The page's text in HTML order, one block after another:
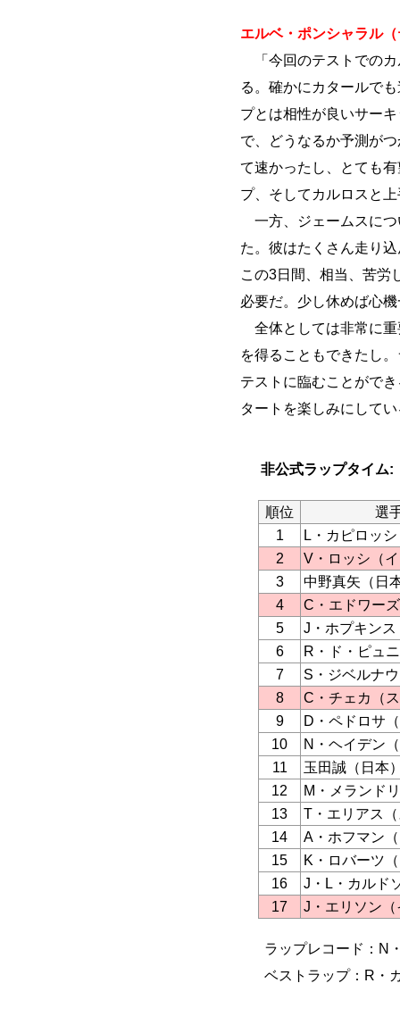
エルベ・ポンシャラル
「今回のテストでのカ
る。確かにカタールで
プとは相性が良いサー
で、どうなるか予測が
て速かったし、とても
プ、そしてカルロスと
一方、ジェームスにつ
た。彼はたくさん走り
この3日間、相当、苦労
必要だ。少し休めば心
全体としては非常に重
を得ることもできたし
テストに臨むことがで
タートを楽しみにして
非公式ラップタイム:
順位
選
1
L・カピロッ
2
V・ロッシ（
3
中野真矢（日
4
C・エドワー
5
J・ホプキン
6
R・ド・ピュ
7
S・ジベルナ
8
C・チェカ（
9
D・ペドロサ
10
N・ヘイデン
11
玉田誠（日本
12
M・メランド
13
T・エリアス
14
A・ホフマン
15
K・ロバーツ
16
J・L・カルド
17
J・エリソン
ラップレコード：N
ベストラップ：R・